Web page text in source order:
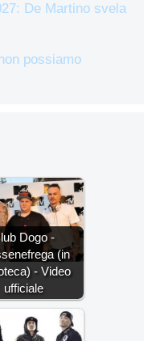
De Martino svela
possiamo
Dogo -
(in
- Video
ufficiale